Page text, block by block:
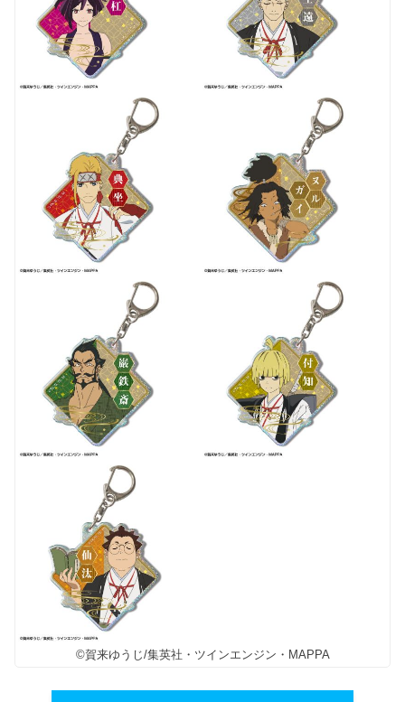
©賀来ゆうじ/集英社・ツインエンジン・MAPPA